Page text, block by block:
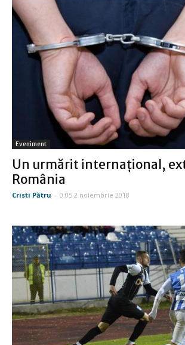
Eveniment
Un urmărit internaţional,
România
Cristi Pătru - 0:05 2 noiembrie 2018